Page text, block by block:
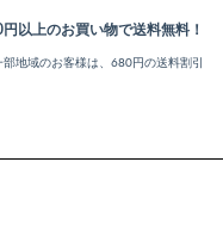
以上のお買い物で送料無料！
地域のお客様は、680円の送料割引